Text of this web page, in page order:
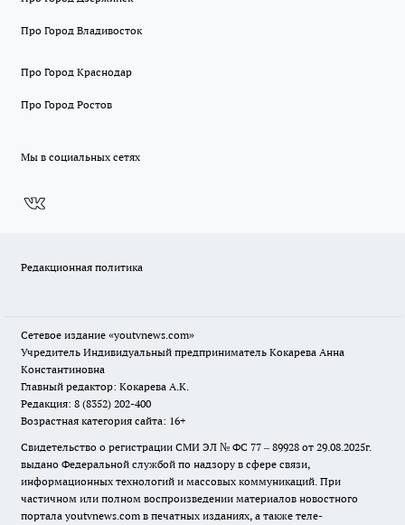
Про Город Владивосток
Про Город Краснодар
Про Город Ростов
Мы в социальных сетях
Редакционная политика
Сетевое издание «youtvnews.com»
Учредитель Индивидуальный предприниматель Кокарева Анна
Константиновна
Главный редактор: Кокарева А.К.
Редакция: 8 (8352) 202-400
Возрастная категория сайта: 16+
Свидетельство о регистрации СМИ ЭЛ № ФС 77 – 89928 от 29.08.2025г.
выдано Федеральной службой по надзору в сфере связи,
информационных технологий и массовых коммуникаций. При
частичном или полном воспроизведении материалов новостного
портала youtvnews.com в печатных изданиях, а также теле-